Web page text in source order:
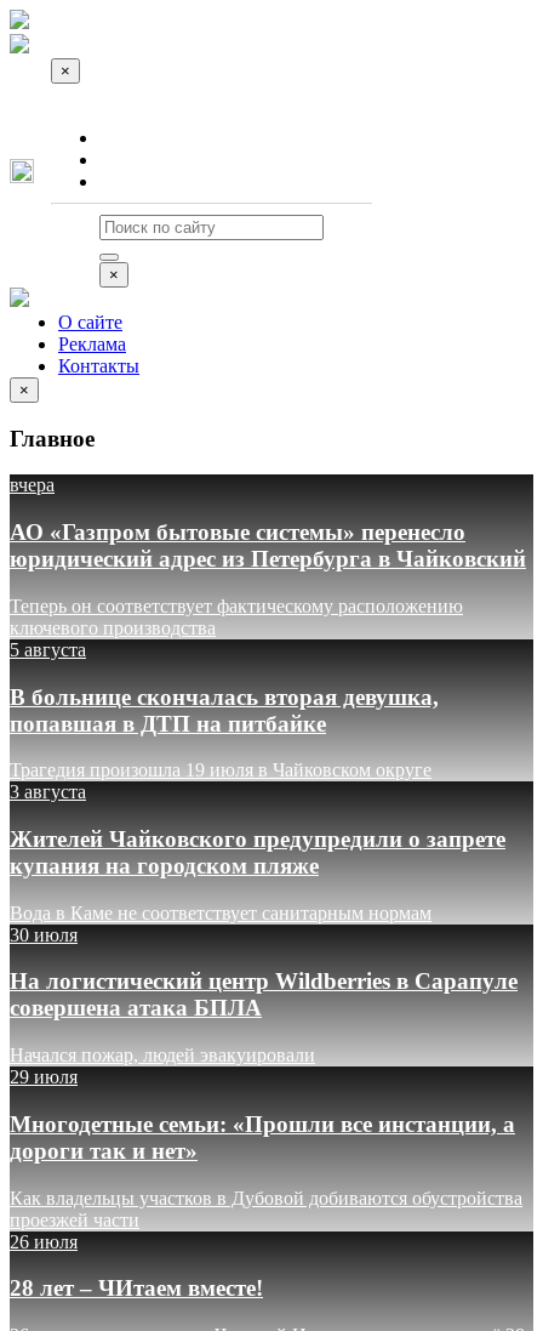
×
×
О сайте
Реклама
Контакты
×
Главное
вчера
АО «Газпром бытовые системы» перенесло
юридический адрес из Петербурга в Чайковский
Теперь он соответствует фактическому расположению
ключевого производства
5 августа
В больнице скончалась вторая девушка,
попавшая в ДТП на питбайке
Трагедия произошла 19 июля в Чайковском округе
3 августа
Жителей Чайковского предупредили о запрете
купания на городском пляже
Вода в Каме не соответствует санитарным нормам
30 июля
На логистический центр Wildberries в Сарапуле
совершена атака БПЛА
Начался пожар, людей эвакуировали
29 июля
Многодетные семьи: «Прошли все инстанции, а
дороги так и нет»
Как владельцы участков в Дубовой добиваются обустройства
проезжей части
26 июля
28 лет – ЧИтаем вместе!